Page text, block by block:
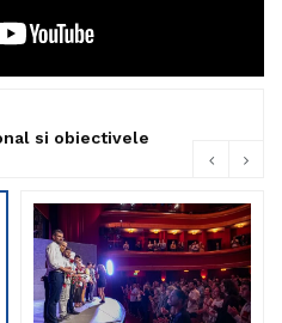
si obiectivele